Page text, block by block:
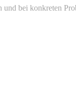
bei konkreten